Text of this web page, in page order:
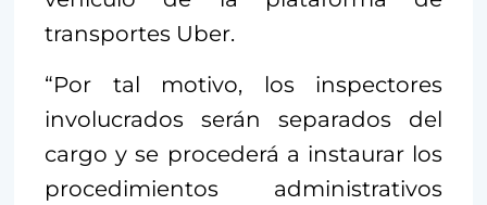
transportes Uber.
“Por tal motivo, los inspectores
involucrados serán separados del
cargo y se procederá a instaurar los
procedimientos administrativos